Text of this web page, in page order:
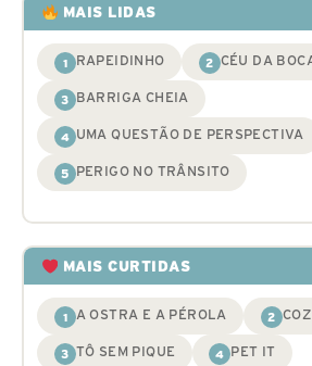
MAIS LIDAS
1 RAPEIDINHO 2 CÉU DA
3 BARRIGA CHEIA
4 UMA QUESTÃO DE PERSPECTIVA
5 PERIGO NO TRÂNSITO
MAIS CURTIDAS
1 A OSTRA E A PÉROLA 2
3 TÔ SEM PIQUE 4 PET IT